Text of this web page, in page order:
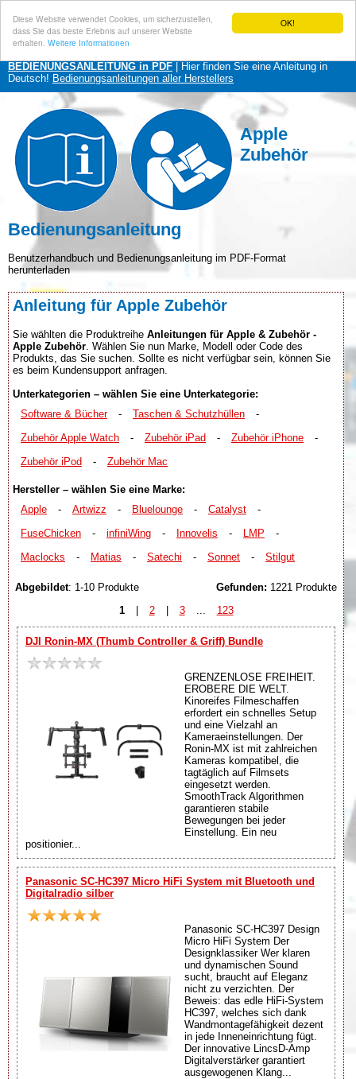
OK!
Diese Website verwendet Cookies, um sicherzustellen,
dass Sie das beste Erlebnis auf unserer Website
erhalten. Weitere Informationen
BEDIENUNGSANLEITUNG in PDF | Hier finden Sie eine Anleitung in
Deutsch! Bedienungsanleitungen aller Herstellers
Apple
Zubehör
Bedienungsanleitung
Benutzerhandbuch und Bedienungsanleitung im PDF-Format
herunterladen
Anleitung für Apple Zubehör
Sie wählten die Produktreihe Anleitungen für Apple & Zubehör -
Apple Zubehör . Wählen Sie nun Marke, Modell oder Code des
Produkts, das Sie suchen. Sollte es nicht verfügbar sein, können Sie
es beim Kundensupport anfragen.
Unterkategorien – wählen Sie eine Unterkategorie:
Software & Bücher
- Taschen & Schutzhüllen
-
Zubehör Apple Watch
- Zubehör iPad - Zubehör iPhone
-
Zubehör iPod
- Zubehör Mac
Hersteller – wählen Sie eine Marke:
Apple
- Artwizz - Bluelounge - Catalyst
-
FuseChicken
- infiniWing - Innovelis - LMP
-
Maclocks
- Matias - Satechi - Sonnet - Stilgut
Abgebildet: 1-10 Produkte Gefunden: 1221 Produkte
1
| 2 | 3 123
DJI Ronin-MX (Thumb Controller & Griff) Bundle
GRENZENLOSE FREIHEIT.
EROBERE DIE WELT.
Kinoreifes Filmeschaffen
erfordert ein schnelles Setup
und eine Vielzahl an
Kameraeinstellungen. Der
Ronin-MX ist mit zahlreichen
Kameras kompatibel, die
tagtäglich auf Filmsets
eingesetzt werden.
SmoothTrack Algorithmen
garantieren stabile
Bewegungen bei jeder
Einstellung. Ein neu
positionier...
Panasonic SC-HC397 Micro HiFi System mit Bluetooth und
Digitalradio silber
Panasonic SC-HC397 Design
Micro HiFi System Der
Designklassiker Wer klaren
und dynamischen Sound
sucht, braucht auf Eleganz
nicht zu verzichten. Der
Beweis: das edle HiFi-System
HC397, welches sich dank
Wandmontagefähigkeit dezent
in jede Inneneinrichtung fügt.
Der innovative LincsD-Amp
Digitalverstärker garantiert
ausgewogenen Klang...